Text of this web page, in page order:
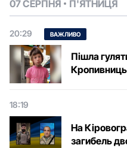
07 СЕРПНЯ П'ЯТНИЦЯ
20:29 ВАЖЛИВО
Пішла
18:19
На
загибель